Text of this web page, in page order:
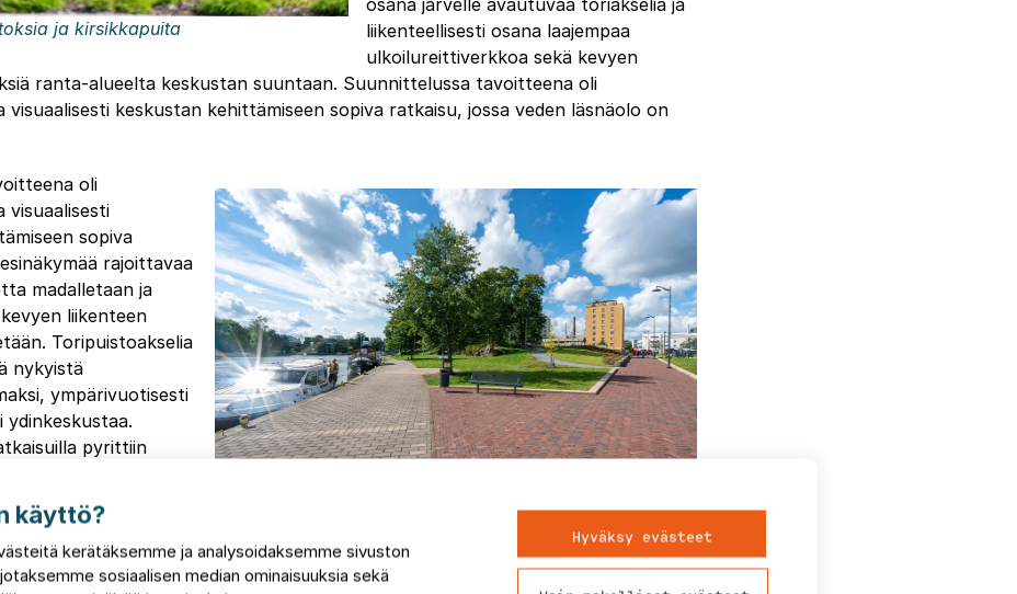
ja kirsikkapuita
osana järvelle avautuvaa toriakselia ja
liikenteellisesti osana laajempaa
ulkoilureittiverkkoa sekä kevyen
ranta-alueelta keskustan suuntaan. Suunnittelussa tavoitteena oli
visuaalisesti keskustan kehittämiseen sopiva ratkaisu, jossa veden läsnäolo on
oli
visuaalisesti
sopiva
rajoittavaa
madalletaan ja
liikenteen
Toripuistoakselia
nykyistä
ympärivuotisesti
ydinkeskustaa.
pyrittiin
– tavoitteena
joka on tehty
kuin autoille.
elävä ja toimiva. Myös mahdollisten kulttuuri- ja kausitapahtumien
käyttö?
kerätäksemme ja analysoidaksemme sivuston
sosiaalisen median ominaisuuksia sekä
Hyväksy evästeet